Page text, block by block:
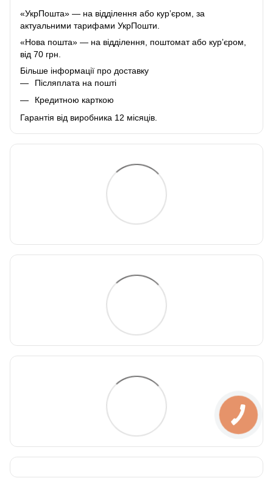
«УкрПошта» — на відділення або курʼєром, за
актуальними тарифами УкрПошти.
«Нова пошта» — на відділення, поштомат або курʼєром,
від 70 грн.
Більше інформації про доставку
Післяплата на пошті
Кредитною карткою
Гарантія від виробника 12 місяців.